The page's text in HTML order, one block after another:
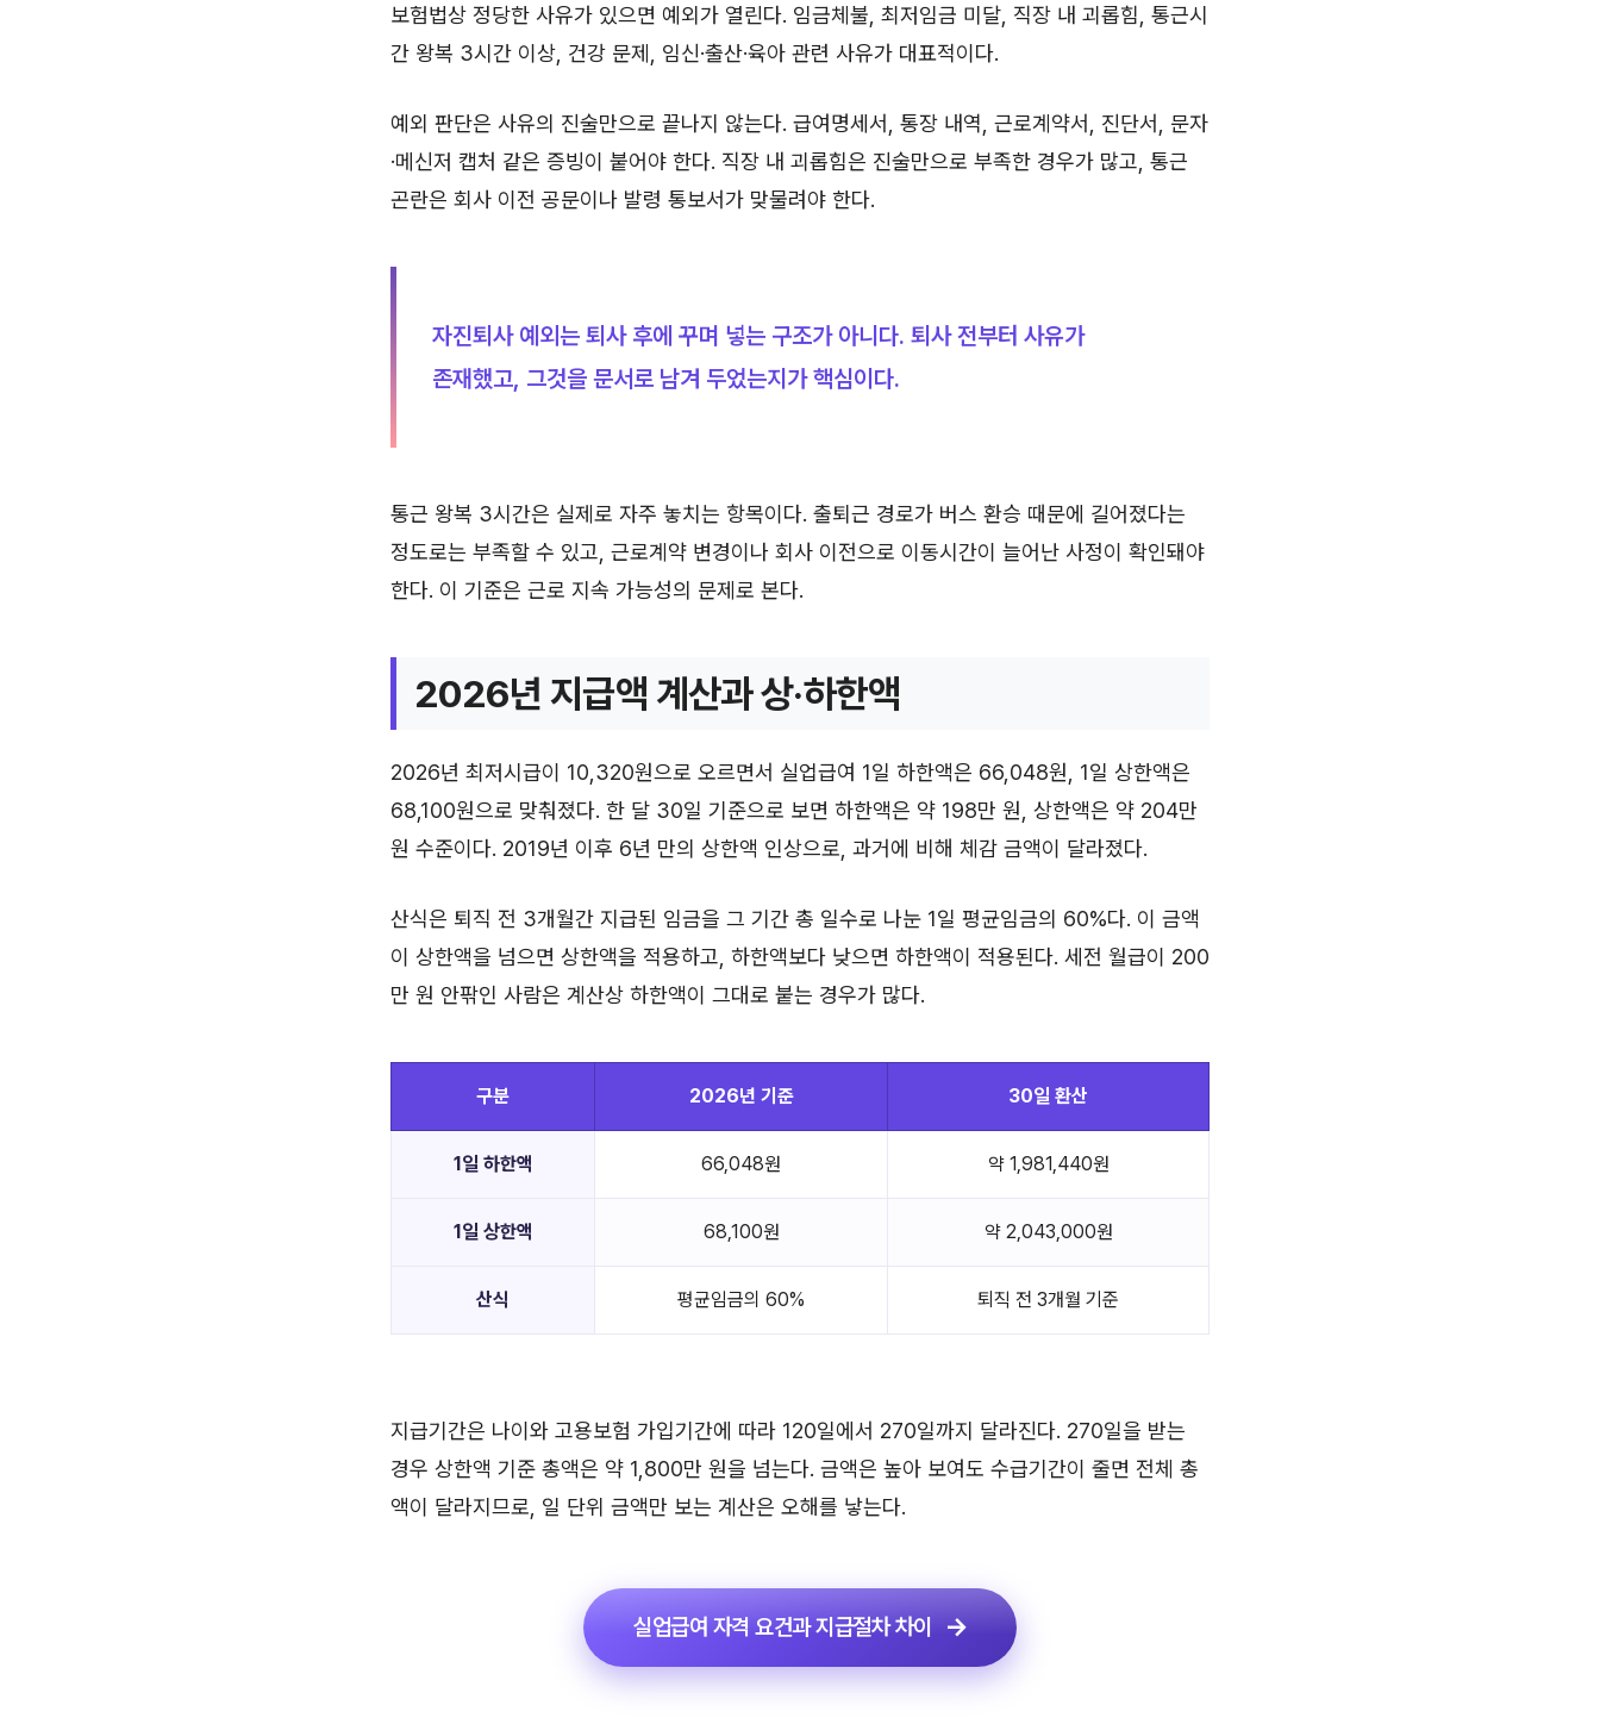
보험법상 정당한 사유가 있으면 예외가 열린다. 임금체불, 최저임금 미달, 직장 내 괴롭힘, 통근시
간 왕복 3시간 이상, 건강 문제, 임신·출산·육아 관련 사유가 대표적이다.
예외 판단은 사유의 진술만으로 끝나지 않는다. 급여명세서, 통장 내역, 근로계약서, 진단서, 문자
·메신저 캡처 같은 증빙이 붙어야 한다. 직장 내 괴롭힘은 진술만으로 부족한 경우가 많고, 통근
곤란은 회사 이전 공문이나 발령 통보서가 맞물려야 한다.
자진퇴사 예외는 퇴사 후에 꾸며 넣는 구조가 아니다. 퇴사 전부터 사유가
존재했고, 그것을 문서로 남겨 두었는지가 핵심이다.
통근 왕복 3시간은 실제로 자주 놓치는 항목이다. 출퇴근 경로가 버스 환승 때문에 길어졌다는
정도로는 부족할 수 있고, 근로계약 변경이나 회사 이전으로 이동시간이 늘어난 사정이 확인돼야
한다. 이 기준은 근로 지속 가능성의 문제로 본다.
2026년 지급액 계산과 상·하한액
2026년 최저시급이 10,320원으로 오르면서 실업급여 1일 하한액은 66,048원, 1일 상한액은
68,100원으로 맞춰졌다. 한 달 30일 기준으로 보면 하한액은 약 198만 원, 상한액은 약 204만
원 수준이다. 2019년 이후 6년 만의 상한액 인상으로, 과거에 비해 체감 금액이 달라졌다.
산식은 퇴직 전 3개월간 지급된 임금을 그 기간 총 일수로 나눈 1일 평균임금의 60%다. 이 금액
이 상한액을 넘으면 상한액을 적용하고, 하한액보다 낮으면 하한액이 적용된다. 세전 월급이 200
만 원 안팎인 사람은 계산상 하한액이 그대로 붙는 경우가 많다.
구분 2026년 기준 30일 환산
1일 하한액 66,048원 약 1,981,440원
1일 상한액 68,100원 약 2,043,000원
산식 평균임금의 60% 퇴직 전 3개월 기준
지급기간은 나이와 고용보험 가입기간에 따라 120일에서 270일까지 달라진다. 270일을 받는
경우 상한액 기준 총액은 약 1,800만 원을 넘는다. 금액은 높아 보여도 수급기간이 줄면 전체 총
액이 달라지므로, 일 단위 금액만 보는 계산은 오해를 낳는다.
실업급여 자격 요건과 지급절차 차이